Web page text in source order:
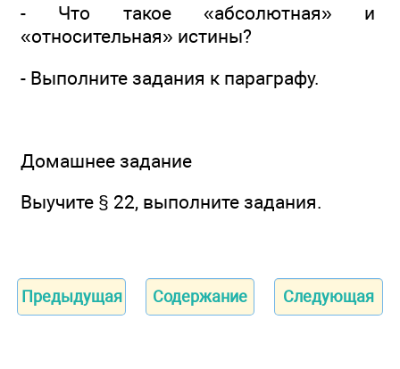
- Что такое «абсолютная» и
«относительная» истины?
- Выполните задания к параграфу.
Домашнее задание
Выучите § 22, выполните задания.
Предыдущая Содержание Следующая